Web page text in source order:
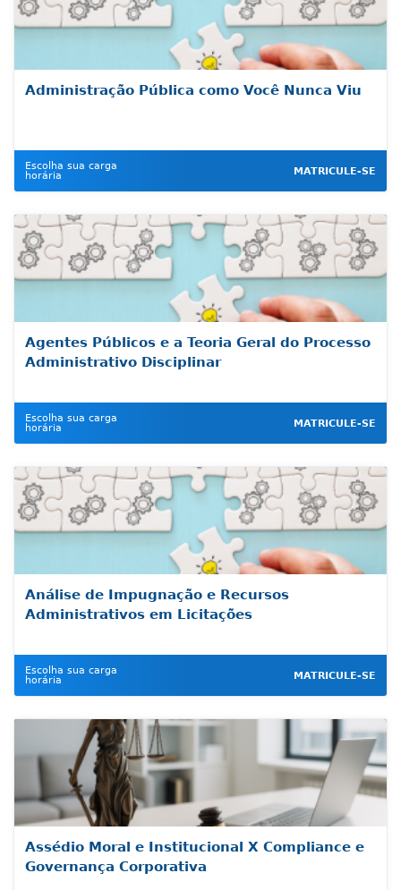
Administração Pública como Você Nunca Viu
Escolha sua carga
horária
MATRICULE-SE
Agentes Públicos e a Teoria Geral do Processo
Administrativo Disciplinar
Escolha sua carga
horária
MATRICULE-SE
Análise de Impugnação e Recursos
Administrativos em Licitações
Escolha sua carga
horária
MATRICULE-SE
Assédio Moral e Institucional X Compliance e
Governança Corporativa